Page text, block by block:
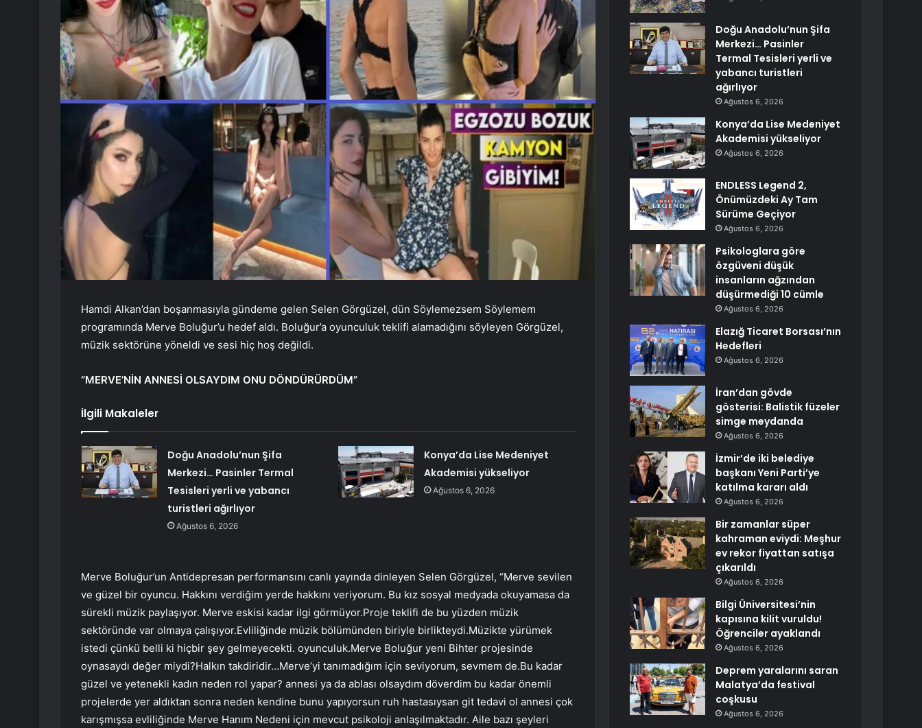
Hamdi Alkan’dan boşanmasıyla gündeme gelen Selen Görgüzel, dün Söylemezsem Söylemem
programında Merve Boluğur’u hedef aldı. Boluğur’a oyunculuk teklifi alamadığını söyleyen Görgüzel,
müzik sektörüne yöneldi ve sesi hiç hoş değildi.
“MERVE’NİN ANNESİ OLSAYDIM ONU DÖNDÜRÜRDÜM”
İlgili Makaleler
Doğu Anadolu’nun Şifa
Merkezi… Pasinler Termal
Tesisleri yerli ve yabancı
turistleri ağırlıyor
Ağustos 6, 2026
Konya’da Lise Medeniyet
Akademisi yükseliyor
Ağustos 6, 2026
Merve Boluğur’un Antidepresan performansını canlı yayında dinleyen Selen Görgüzel, “Merve sevilen
ve güzel bir oyuncu. Hakkını verdiğim yerde hakkını veriyorum. Bu kız sosyal medyada okuyamasa da
sürekli müzik paylaşıyor. Merve eskisi kadar ilgi görmüyor.Proje teklifi de bu yüzden müzik
sektöründe var olmaya çalışıyor.Evliliğinde müzik bölümünden biriyle birlikteydi.Müzikte yürümek
istedi çünkü belli ki hiçbir şey gelmeyecekti. oyunculuk.Merve Boluğur yeni Bihter projesinde
oynasaydı değer miydi?Halkın takdiridir…Merve’yi tanımadığım için seviyorum, sevmem de.Bu kadar
güzel ve yetenekli kadın neden rol yapar? annesi ya da ablası olsaydım döverdim bu kadar önemli
projelerde yer aldıktan sonra neden kendine bunu yapıyorsun ruh hastasıysan git tedavi ol annesi çok
karışmışsa evliliğinde Merve Hanım Nedeni için mevcut psikoloji anlaşılmaktadır. Aile bazı şeyleri
Doğu Anadolu’nun Şifa
Merkezi… Pasinler
Termal Tesisleri yerli ve
yabancı turistleri
ağırlıyor
Ağustos 6, 2026
Konya’da Lise Medeniyet
Akademisi yükseliyor
Ağustos 6, 2026
ENDLESS Legend 2,
Önümüzdeki Ay Tam
Sürüme Geçiyor
Ağustos 6, 2026
Psikologlara göre
özgüveni düşük
insanların ağzından
düşürmediği 10 cümle
Ağustos 6, 2026
Elazığ Ticaret Borsası’nın
Hedefleri
Ağustos 6, 2026
İran’dan gövde
gösterisi: Balistik füzeler
simge meydanda
Ağustos 6, 2026
İzmir’de iki belediye
başkanı Yeni Parti’ye
katılma kararı aldı
Ağustos 6, 2026
Bir zamanlar süper
kahraman eviydi: Meşhur
ev rekor fiyattan satışa
çıkarıldı
Ağustos 6, 2026
Bilgi Üniversitesi’nin
kapısına kilit vuruldu!
Öğrenciler ayaklandı
Ağustos 6, 2026
Deprem yaralarını saran
Malatya’da festival
coşkusu
Ağustos 6, 2026